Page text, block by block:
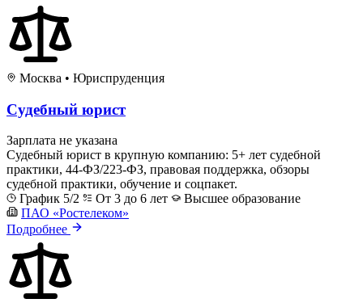
Москва • Юриспруденция
Судебный юрист
Зарплата не указана
Судебный юрист в крупную компанию: 5+ лет судебной
практики, 44-ФЗ/223-ФЗ, правовая поддержка, обзоры
судебной практики, обучение и соцпакет.
График 5/2
От 3 до 6 лет
Высшее образование
ПАО «Ростелеком»
Подробнее